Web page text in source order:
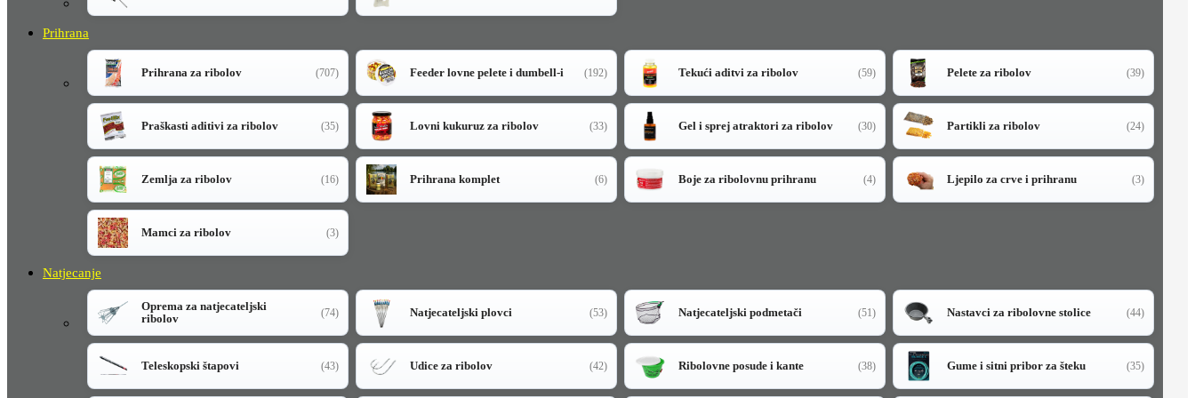
Prihrana
Prihrana za ribolov (707) Feeder lovne pelete i dumbell-i (192) Tekući aditvi za ribolov (59) Pelete za ribolov (39)
Praškasti aditivi za ribolov (35) Lovni kukuruz za ribolov (33) Gel i sprej atraktori za ribolov (30) Partikli za ribolov (24)
Zemlja za ribolov (16) Prihrana komplet (6) Boje za ribolovnu prihranu (4) Ljepilo za crve i prihranu (3)
Mamci za ribolov (3)
Natjecanje
Oprema za natjecateljski
ribolov
(74) Natjecateljski plovci (53) Natjecateljski podmetači (51) Nastavci za ribolovne stolice (44)
Teleskopski štapovi (43) Udice za ribolov (42) Ribolovne posude i kante (38) Gume i sitni pribor za šteku (35)